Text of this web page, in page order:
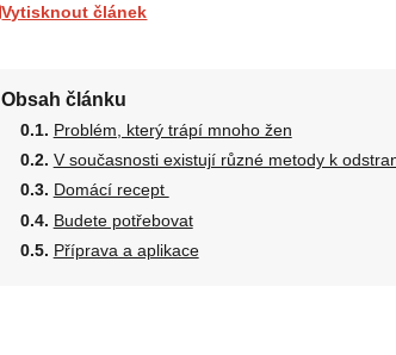
Vytisknout článek
Obsah článku
Problém, který trápí mnoho žen
V současnosti existují různé metody k
Domácí recept
Budete potřebovat
Příprava a aplikace